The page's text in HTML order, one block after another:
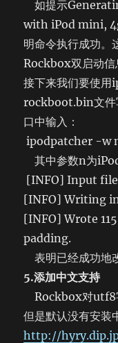
如提示
with iPod mini,
明命令执行成功。
Rockbox双启动
接下来我们要使
rockboot.bin文件
口中输入：
ipodpatcher -w
其中参数n为
[INFO] Input file
[INFO] Writing
[INFO] Wrote
padding.
表明已经成功地
5.添加中文支持
Rockbox对utf8
但是默认没有安装
http://